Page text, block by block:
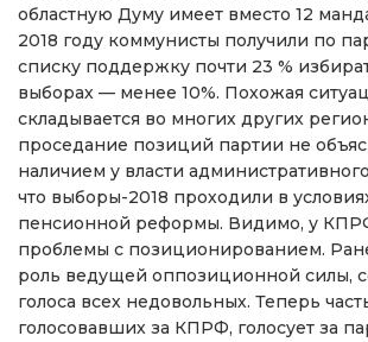
областную Думу имеет вместо 12
2018 году коммунисты получили по
списку поддержку почти 23 %
выборах — менее 10%. Похожая
складывается во многих других
проседание позиций партии не
наличием у власти
что выборы-2018 проходили в
пенсионной реформы. Видимо, у
проблемы с позиционированием.
роль ведущей оппозиционной силы,
голоса всех недовольных. Теперь
голосовавших за КПРФ, голосует за